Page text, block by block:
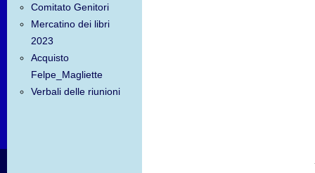
Comitato Genitori
Mercatino dei libri
2023
Acquisto
Felpe_Magliette
Verbali delle riunioni